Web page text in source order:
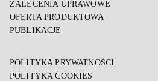
ZALECENIA UPRAWOWE
OFERTA PRODUKTOWA
PUBLIKACJE
POLITYKA PRYWATNOŚCI
POLITYKA COOKIES